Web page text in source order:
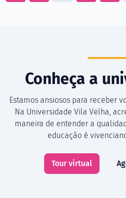
Conheça a
Estamos ansiosos para receber
Na Universidade Vila Velha,
maneira de entender a
educação é
Tour virtual